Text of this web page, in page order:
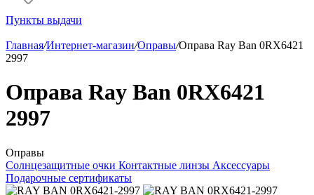
Пункты выдачи
Главная/Интернет-магазин/Оправы/Оправа Ray Ban 0RX6421
2997
Оправа Ray Ban 0RX6421
2997
Оправы
Солнцезащитные очки Контактные линзы Аксессуары
Подарочные сертификаты